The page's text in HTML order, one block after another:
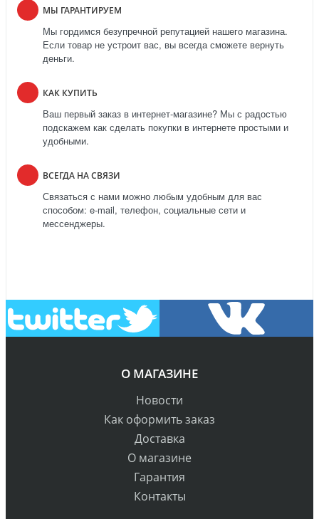
МЫ ГАРАНТИРУЕМ
Мы гордимся безупречной репутацией нашего магазина.
Если товар не устроит вас, вы всегда сможете вернуть
деньги.
КАК КУПИТЬ
Ваш первый заказ в интернет-магазине? Мы с радостью
подскажем как сделать покупки в интернете простыми и
удобными.
ВСЕГДА НА СВЯЗИ
Связаться с нами можно любым удобным для вас
способом: e-mail, телефон, социальные сети и
мессенджеры.
О МАГАЗИНЕ
Новости
Как оформить заказ
Доставка
О магазине
Гарантия
Контакты